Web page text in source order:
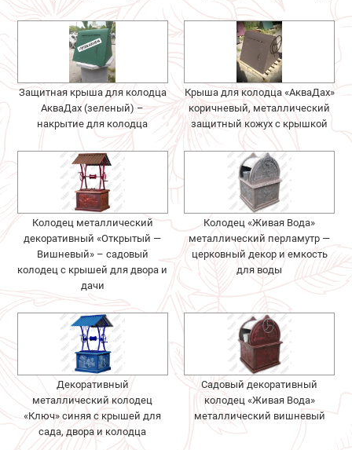
Защитная крыша для колодца
АкваДах (зеленый) –
накрытие для колодца
Крыша для колодца «АкваДах»
коричневый, металлический
защитный кожух с крышкой
Колодец металлический
декоративный «Открытый —
Вишневый» – садовый
колодец с крышей для двора и
дачи
Колодец «Живая Вода»
металлический перламутр —
церковный декор и емкость
для воды
Декоративный
металлический колодец
«Ключ» синяя с крышей для
сада, двора и колодца
Садовый декоративный
колодец «Живая Вода»
металлический вишневый